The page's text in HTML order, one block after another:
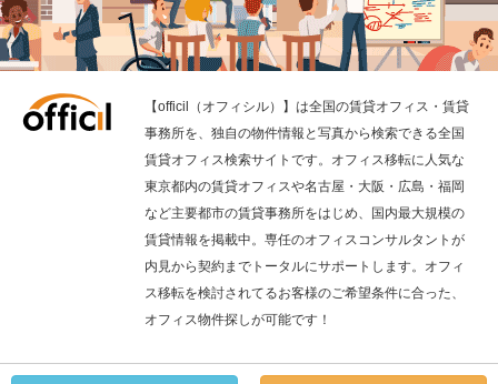
【officil（オフィシル）】は全国の賃貸オフィス・賃貸
事務所を、独自の物件情報と写真から検索できる全国
賃貸オフィス検索サイトです。オフィス移転に人気な
東京都内の賃貸オフィスや名古屋・大阪・広島・福岡
など主要都市の賃貸事務所をはじめ、国内最大規模の
賃貸情報を掲載中。専任のオフィスコンサルタントが
内見から契約までトータルにサポートします。オフィ
ス移転を検討されてるお客様のご希望条件に合った、
オフィス物件探しが可能です！